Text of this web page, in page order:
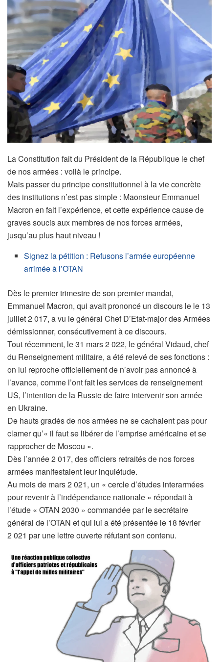
La Constitution fait du Président de la République le chef
de nos armées : voilà le principe.
Mais passer du principe constitutionnel à la vie concrète
des institutions n’est pas simple : Maonsieur Emmanuel
Macron en fait l’expérience, et cette expérience cause de
graves soucis aux membres de nos forces armées,
jusqu’au plus haut niveau !
Signez la pétition : Refusons l’armée européenne
arrimée à l’OTAN
Dès le premier trimestre de son premier mandat,
Emmanuel Macron, qui avait prononcé un discours le le 13
juillet 2 017, a vu le général Chef D’Etat-major des Armées
démissionner, consécutivement à ce discours.
Tout récemment, le 31 mars 2 022, le général Vidaud, chef
du Renseignement militaire, a été relevé de ses fonctions :
on lui reproche officiellement de n’avoir pas annoncé à
l’avance, comme l’ont fait les services de renseignement
US, l’intention de la Russie de faire intervenir son armée
en Ukraine.
De hauts gradés de nos armées ne se cachaient pas pour
clamer qu’« il faut se libérer de l’emprise américaine et se
rapprocher de Moscou ».
Dès l’année 2 017, des officiers retraités de nos forces
armées manifestaient leur inquiétude.
Au mois de mars 2 021, un « cercle d’études interarmées
pour revenir à l’indépendance nationale » répondait à
l’étude « OTAN 2030 » commandée par le secrétaire
général de l’OTAN et qui lui a été présentée le 18 février
2 021 par une lettre ouverte réfutant son contenu.